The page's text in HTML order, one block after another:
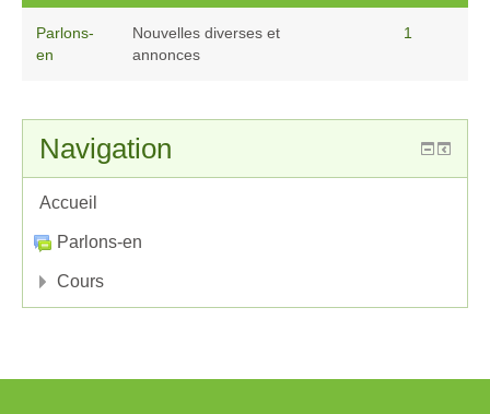
Parlons-
en
Nouvelles diverses et
annonces
1
Navigation
Accueil
Parlons-en
Cours